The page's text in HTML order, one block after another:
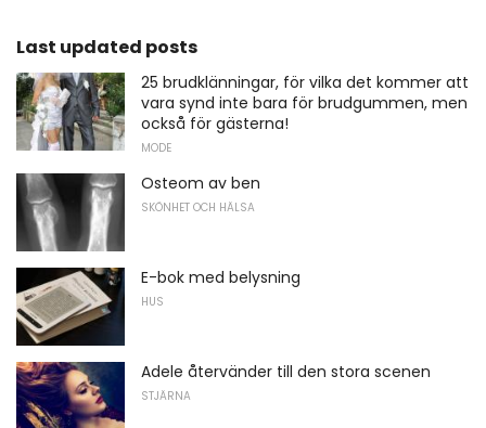
Last updated posts
25 brudklänningar, för vilka det kommer att
vara synd inte bara för brudgummen, men
också för gästerna!
MODE
Osteom av ben
SKÖNHET OCH HÄLSA
E-bok med belysning
HUS
Adele återvänder till den stora scenen
STJÄRNA